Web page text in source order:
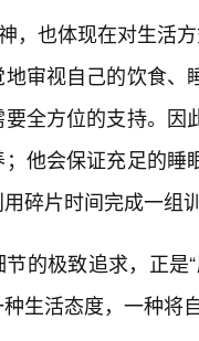
，也体现在对生活
审视自己的饮食
全方位的支持。
他会保证充足的
碎片时间完成一组
的极致追求，正是
生活态度，一种将